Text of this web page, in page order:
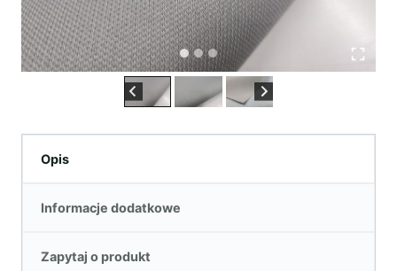
Opis
Informacje dodatkowe
Zapytaj o produkt